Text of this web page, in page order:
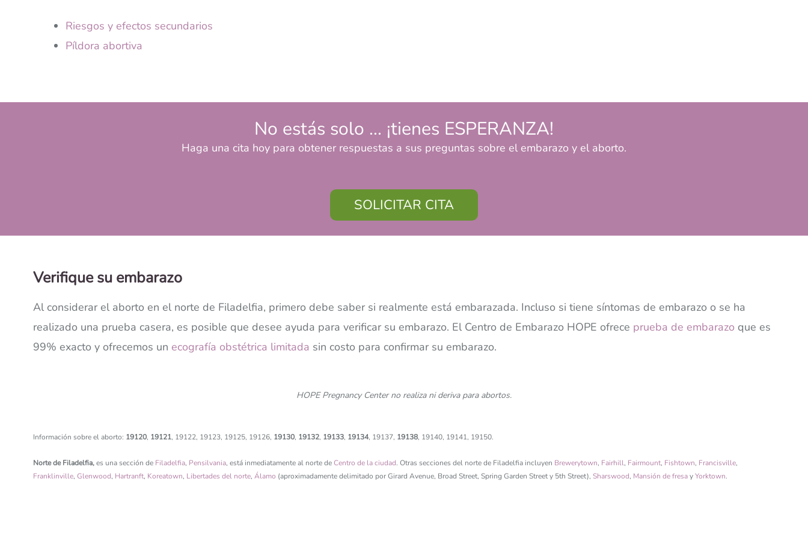
Riesgos y efectos secundarios
Píldora abortiva
No estás solo ... ¡tienes ESPERANZA!
Haga una cita hoy para obtener respuestas a sus preguntas sobre el embarazo y el aborto.
SOLICITAR CITA
Verifique su embarazo
Al considerar el aborto en el norte de Filadelfia, primero debe saber si realmente está embarazada. Incluso si tiene síntomas de embarazo o se ha
realizado una prueba casera, es posible que desee ayuda para verificar su embarazo. El Centro de Embarazo HOPE ofrece prueba de embarazo que es
99% exacto y ofrecemos un ecografía obstétrica limitada sin costo para confirmar su embarazo.
HOPE Pregnancy Center no realiza ni deriva para abortos.
Información sobre el aborto: 19120, 19121, 19122, 19123, 19125, 19126, 19130, 19132, 19133, 19134, 19137, 19138, 19140, 19141, 19150.
Norte de Filadelfia,es una sección de Filadelfia, Pensilvania, está inmediatamente al norte deCentro de la ciudad. Otras secciones del norte de Filadelfia incluyen Brewerytown, Fairhill, Fairmount, Fishtown, Francisville,
Franklinville, Glenwood, Hartranft, Koreatown, Libertades del norte, Álamo (aproximadamente delimitado por Girard Avenue, Broad Street, Spring Garden Street y 5th Street), Sharswood, Mansión de fresayYorktown.